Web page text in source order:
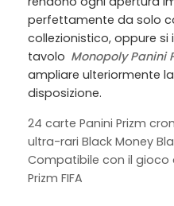
perfettamente da solo
collezionistico, oppure
tavolo Monopoly Panini
ampliare ulteriormente
disposizione.
24 carte Panini Prizm
ultra-rari Black Money
Compatibile con il gioco
Prizm FIFA